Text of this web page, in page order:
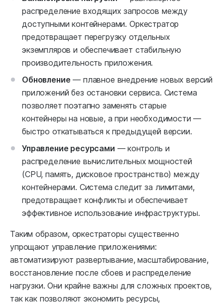
распределение входящих запросов между
доступными контейнерами. Оркестратор
предотвращает перегрузку отдельных
экземпляров и обеспечивает стабильную
производительность приложения.
Обновление — плавное внедрение новых версий
приложений без остановки сервиса. Система
позволяет поэтапно заменять старые
контейнеры на новые, а при необходимости —
быстро откатываться к предыдущей версии.
Управление ресурсами — контроль и
распределение вычислительных мощностей
(CPU, память, дисковое пространство) между
контейнерами. Система следит за лимитами,
предотвращает конфликты и обеспечивает
эффективное использование инфраструктуры.
Таким образом, оркестраторы существенно
упрощают управление приложениями:
автоматизируют развертывание, масштабирование,
восстановление после сбоев и распределение
нагрузки. Они крайне важны для сложных проектов,
так как позволяют экономить ресурсы,